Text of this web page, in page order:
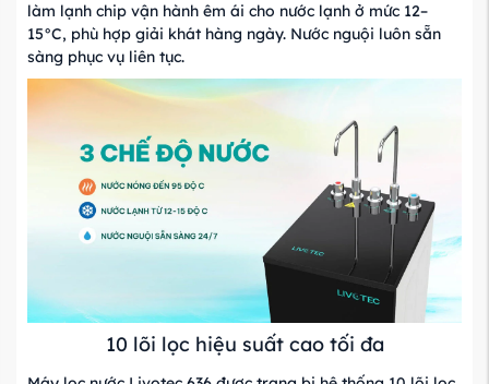
làm lạnh chip vận hành êm ái cho nước lạnh ở mức 12–
15°C, phù hợp giải khát hàng ngày. Nước nguội luôn sẵn
sàng phục vụ liên tục.
10 lõi lọc hiệu suất cao tối đa